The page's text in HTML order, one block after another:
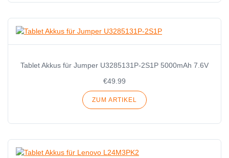
Tablet Akkus für Jumper U3285131P-2S1P 5000mAh 7.6V
€49.99
ZUM ARTIKEL